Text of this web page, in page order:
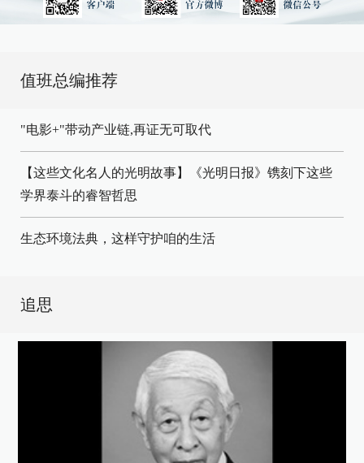
值班总编推荐
"电影+"带动产业链,再证无可取代
【这些文化名人的光明故事】《光明日报》镌刻下这些
学界泰斗的睿智哲思
生态环境法典，这样守护咱的生活
追思